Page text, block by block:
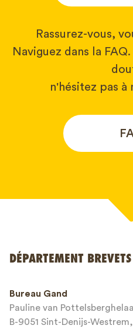
Rassurez-vous,
Naviguez dans la
n'hésitez pas à
Adresse email*
DÉPARTEMENT BREVETS
Bureau Gand
Pauline van
B-9051 Sint-Denijs-